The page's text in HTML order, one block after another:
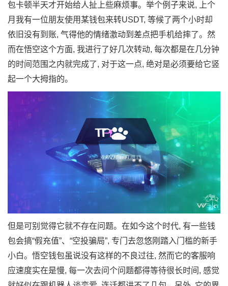
包卡顿半天才开始给人扯上些麻烦事。举个例子来说, 上个
月我有一位朋友使用某钱包来转USDT, 等候了两个小时却
依旧没有到账, 气得他的情绪激动到差点把手机给摔了。然
而在悟空这个方面, 我进行了好几次转动, 每次都是在几分钟
的时间范围之内就完成了, 对于这一点, 绝对是必须要给它竖
起一个大拇指的。
但是可别觉得它就不存在问题。在如今这个时代, 有一些钱
包会搞“假充值”、“空投骗局”, 专门去忽悠刚踏入门槛的新手
小白。悟空钱包虽说没有这样的不良过往, 然而它的客服响
应速度实在是慢, 每一次去问个问题都得等待很长时间, 感觉